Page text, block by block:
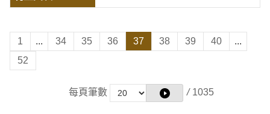
1 ... 34 35 36 37 38 39 40
...
52
每頁筆數 / 1035